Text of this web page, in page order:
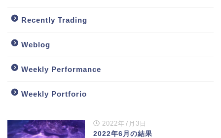
Recently Trading
Weblog
Weekly Performance
Weekly Portforio
2022年7月3日
2022年6月の結果